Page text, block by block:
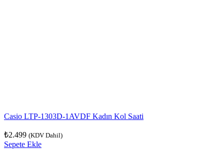
Casio LTP-1303D-1AVDF Kadın Kol Saati
₺2.499 (KDV Dahil)
Sepete Ekle